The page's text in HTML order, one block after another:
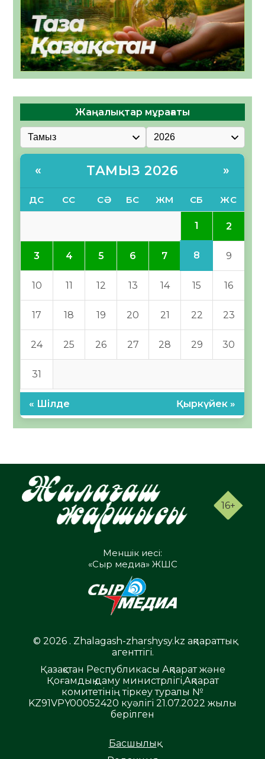
Жаңалықтар мұрағаты
« ТАМЫЗ 2026 »
ДС СС СӘ БС ЖМ СБ ЖС
1 2
3 4 5 6 7 8 9
10 11 12 13 14 15 16
17 18 19 20 21 22 23
24 25 26 27 28 29 30
31
« Шілде Қыркүйек »
16+
Меншік иесі:
«Сыр медиа» ЖШС
© 2026 . Zhalagash-zharshysy.kz ақпараттық
агенттігі.
Қазақстан Республикасы Ақпарат және
Қоғамдық даму министрлігі,Ақпарат
комитетінің тіркеу туралы №
KZ91VPY00052420 куәлігі 21.07.2022 жылы
берілген
Басшылық